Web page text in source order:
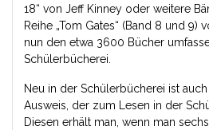
18“ von Jeff Kinney oder weitere
Reihe „Tom Gates“ (Band 8 und 9)
nun den etwa 3600 Bücher
Schülerbücherei.
Neu in der Schülerbücherei ist
Ausweis, der zum Lesen in der
Diesen erhält man, wenn man